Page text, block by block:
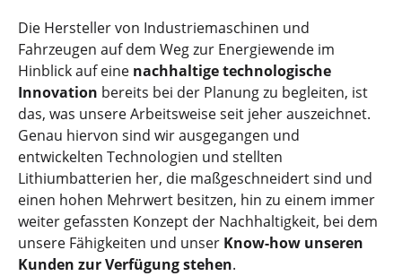
Die Hersteller von Industriemaschinen und
Fahrzeugen auf dem Weg zur Energiewende im
Hinblick auf eine nachhaltige technologische
Innovation bereits bei der Planung zu begleiten, ist
das, was unsere Arbeitsweise seit jeher auszeichnet.
Genau hiervon sind wir ausgegangen und
entwickelten Technologien und stellten
Lithiumbatterien her, die maßgeschneidert sind und
einen hohen Mehrwert besitzen, hin zu einem immer
weiter gefassten Konzept der Nachhaltigkeit, bei dem
unsere Fähigkeiten und unser Know-how unseren
Kunden zur Verfügung stehen.